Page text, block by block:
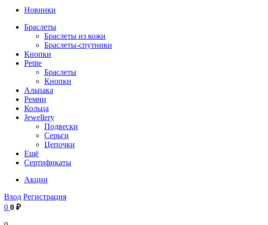
Новинки
Браслеты
Браслеты из кожи
Браслеты-спутники
Кнопки
Petite
Браслеты
Кнопки
Альпака
Ремни
Кольца
Jewellery
Подвески
Серьги
Цепочки
Ещё
Сертификаты
Акции
Вход Регистрация
0 0 ₽